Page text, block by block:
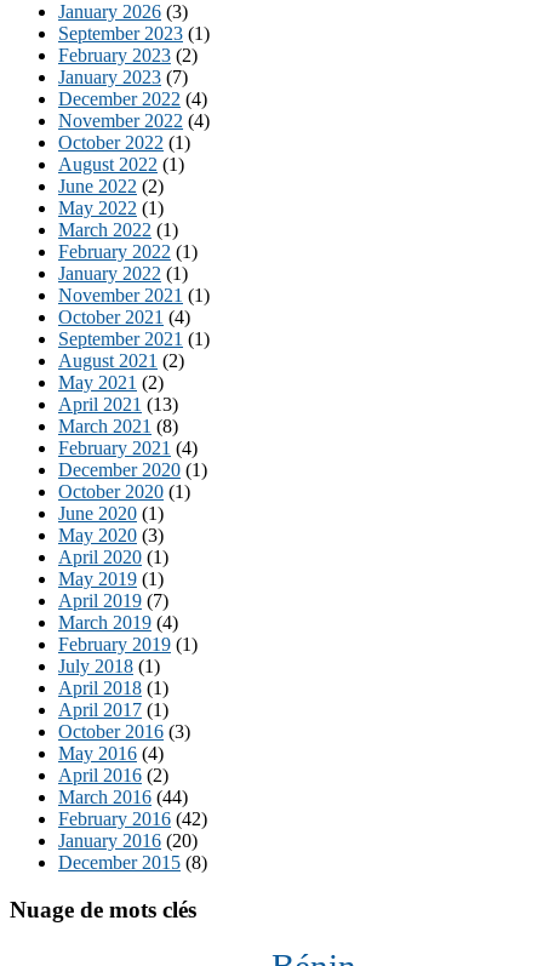
January 2026 (3)
September 2023 (1)
February 2023 (2)
January 2023 (7)
December 2022 (4)
November 2022 (4)
October 2022 (1)
August 2022 (1)
June 2022 (2)
May 2022 (1)
March 2022 (1)
February 2022 (1)
January 2022 (1)
November 2021 (1)
October 2021 (4)
September 2021 (1)
August 2021 (2)
May 2021 (2)
April 2021 (13)
March 2021 (8)
February 2021 (4)
December 2020 (1)
October 2020 (1)
June 2020 (1)
May 2020 (3)
April 2020 (1)
May 2019 (1)
April 2019 (7)
March 2019 (4)
February 2019 (1)
July 2018 (1)
April 2018 (1)
April 2017 (1)
October 2016 (3)
May 2016 (4)
April 2016 (2)
March 2016 (44)
February 2016 (42)
January 2016 (20)
December 2015 (8)
Nuage de mots clés